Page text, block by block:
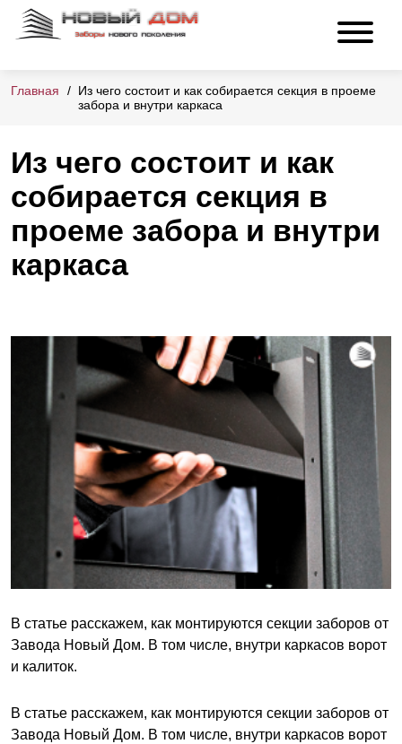
Главная
Из чего состоит и как собирается секция в проеме
забора и внутри каркаса
Из чего состоит и как
собирается секция в
проеме забора и внутри
каркаса
В статье расскажем, как монтируются секции заборов от
Завода Новый Дом. В том числе, внутри каркасов ворот
и калиток.
В статье расскажем, как монтируются секции заборов от
Завода Новый Дом. В том числе, внутри каркасов ворот